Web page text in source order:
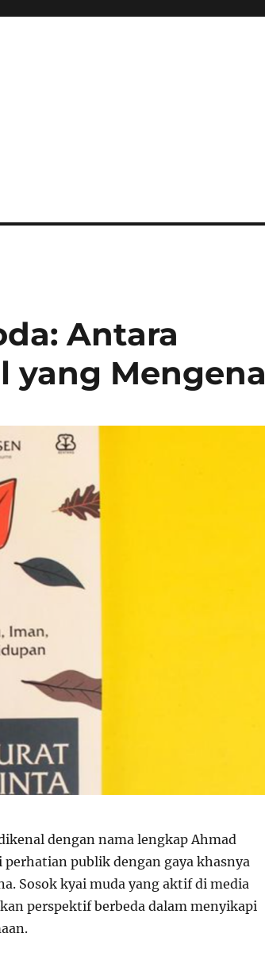
Antara
yang Mengena
dengan nama lengkap Ahmad
publik dengan gaya khasnya
Sosok kyai muda yang aktif di media
perspektif berbeda dalam menyikapi